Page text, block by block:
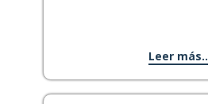
Leer más..